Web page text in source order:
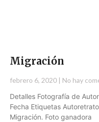
Migración
febrero 6, 2020
No hay
Detalles Fotografía de
Fecha Etiquetas
Migración. Foto ganadora